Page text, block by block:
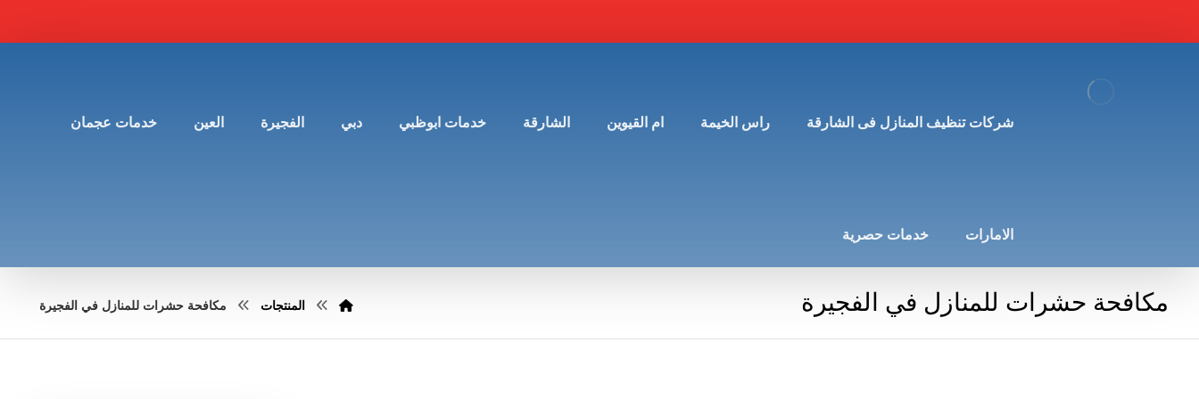
شركات تنظيف المنازل فى الشارقة راس الخيمة ام القيوين الشارقة خدمات ابوظبي دبي الفجيرة العين خدمات عجمان
الامارات خدمات حصرية
مكافحة حشرات للمنازل في الفجيرة المنتجات مكافحة حشرات للمنازل في الفجيرة